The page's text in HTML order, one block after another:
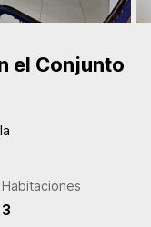
el Conjunto
Habitaciones
3